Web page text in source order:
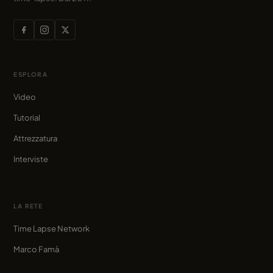
ESPLORA
Video
Tutorial
Attrezzatura
Interviste
LA RETE
Time Lapse Network
Marco Famà